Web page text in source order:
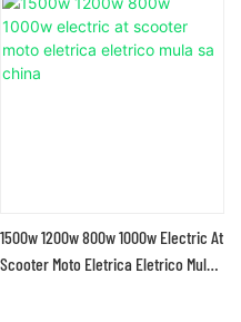
1500w 1200w 800w 1000w Electric At
Scooter Moto Eletrica Eletrico Mula